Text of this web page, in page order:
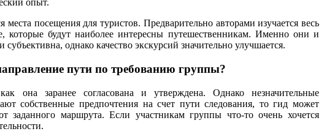
опыт.
посещения для туристов. Предварительно авторами изучается весь
которые будут наиболее интересны путешественникам. Именно они и
однако качество экскурсий значительно улучшается.
пути по требованию группы?
она заранее согласована и утверждена. Однако незначительные
собственные предпочтения на счет пути следования, то гид может
заданного маршрута. Если участникам группы что-то очень хочется